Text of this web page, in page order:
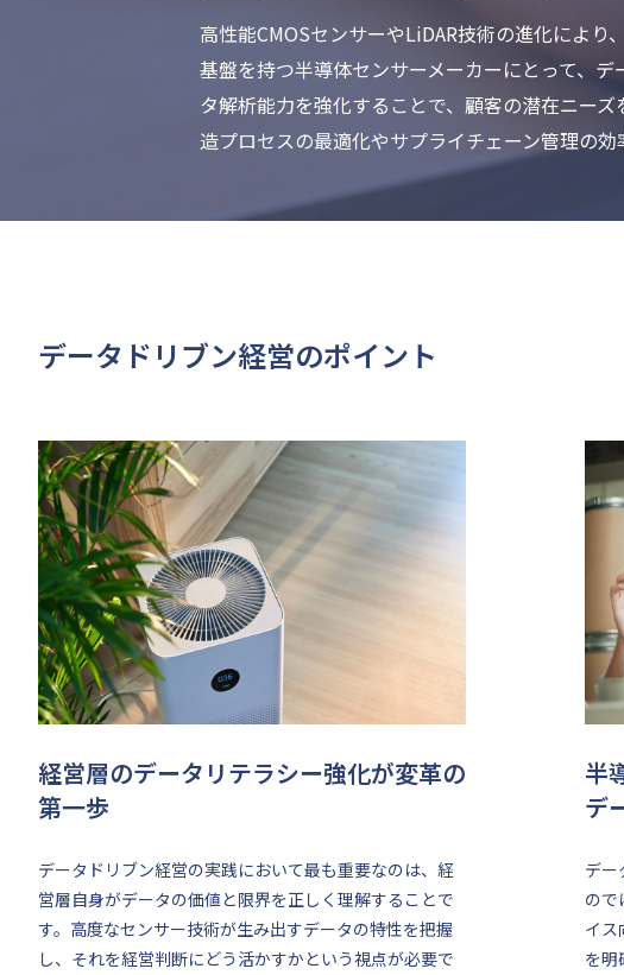
高性能CMOSセンサーやLiDAR技術の進化によ
基盤を持つ半導体センサーメーカーにとって、
タ解析能力を強化することで、顧客の潜在ニー
造プロセスの最適化やサプライチェーン管理の
データドリブン経営のポイント
経営層のデータリテラシー強化が変革の
第一歩
データドリブン経営の実践において最も重要なのは、経
営層自身がデータの価値と限界を正しく理解することで
す。高度なセンサー技術が生み出すデータの特性を把握
し、それを経営判断にどう活かすかという視点が必要で
半
デ
デー
ので
イス
を明